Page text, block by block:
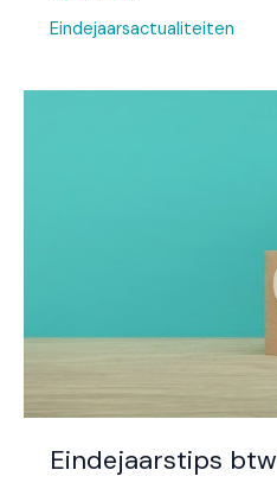
Eindejaarsactualiteiten
Eindejaarstips btw